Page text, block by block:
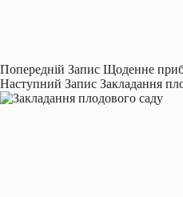
Попередній Запис Щоденне
Наступний Запис Закладання